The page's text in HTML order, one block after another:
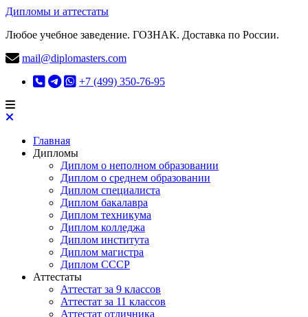
Дипломы и аттестаты
Любое учебное заведение. ГОЗНАК. Доставка по России.
mail@diplomasters.com
+7 (499) 350-76-95
Главная
Дипломы
Диплом о неполном образовании
Диплом о среднем образовании
Диплом специалиста
Диплом бакалавра
Диплом техникума
Диплом колледжа
Диплом института
Диплом магистра
Диплом СССР
Аттестаты
Аттестат за 9 классов
Аттестат за 11 классов
Аттестат отличника